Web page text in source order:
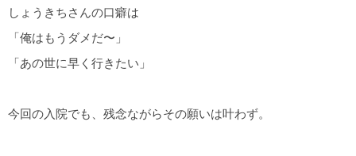
しょうきちさんの口癖は
「俺はもうダメだ〜」
「あの世に早く行きたい」
今回の入院でも、残念ながらその願いは叶わず。